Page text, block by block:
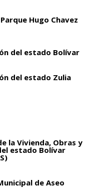
Hugo Chavez
del estado Bolívar
del estado Zulia
la Vivienda, Obras y
estado Bolívar
de Aseo